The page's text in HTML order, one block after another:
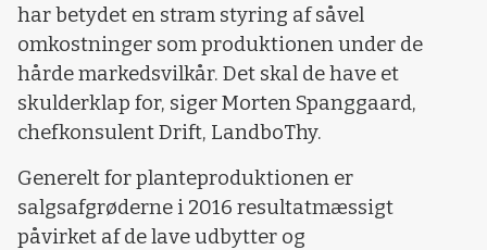
har betydet en stram styring af såvel
omkostninger som produktionen under de
hårde markedsvilkår. Det skal de have et
skulderklap for, siger Morten Spanggaard,
chefkonsulent Drift, LandboThy.
Generelt for planteproduktionen er
salgsafgrøderne i 2016 resultatmæssigt
påvirket af de lave udbytter og